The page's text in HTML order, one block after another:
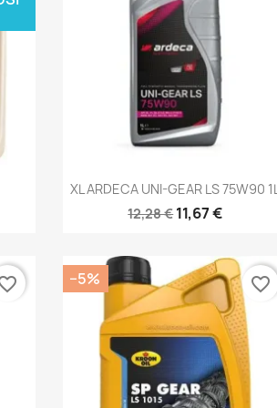
Kiirvaade
XL ARDECA UNI-GEAR LS 75W90 1L
12,28 €11,67 €
−5% favorite_border